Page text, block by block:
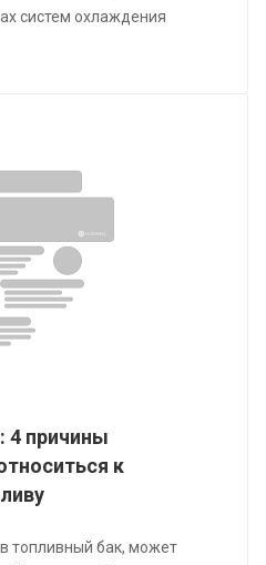
систем охлаждения
4 причины
к
топливный бак, может